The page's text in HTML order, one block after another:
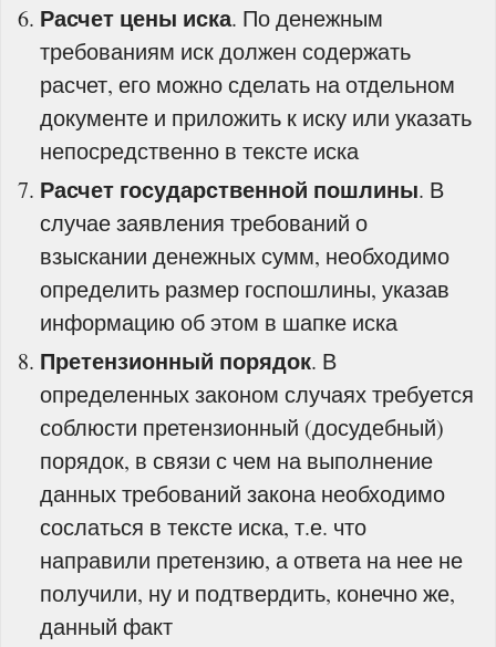
Расчет цены иска. По денежным
требованиям иск должен содержать
расчет, его можно сделать на отдельном
документе и приложить к иску или указать
непосредственно в тексте иска
Расчет государственной пошлины. В
случае заявления требований о
взыскании денежных сумм, необходимо
определить размер госпошлины, указав
информацию об этом в шапке иска
Претензионный порядок. В
определенных законом случаях требуется
соблюсти претензионный (досудебный)
порядок, в связи с чем на выполнение
данных требований закона необходимо
сослаться в тексте иска, т.е. что
направили претензию, а ответа на нее не
получили, ну и подтвердить, конечно же,
данный факт